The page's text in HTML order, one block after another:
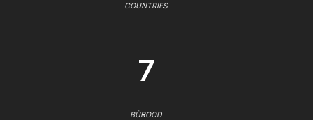
COUNTRIES
7
BÜROOD